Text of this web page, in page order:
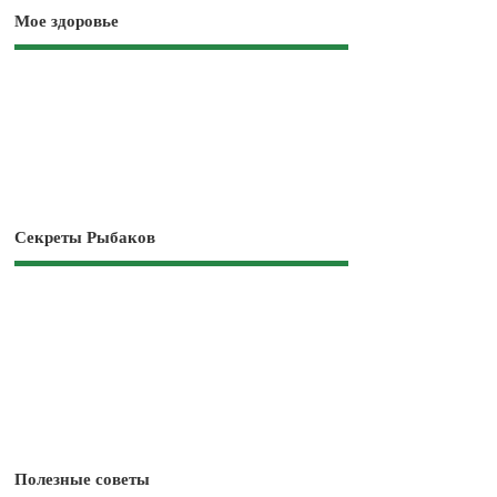
Мое здоровье
Секреты Рыбаков
Полезные советы